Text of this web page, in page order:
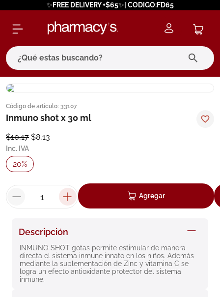
✨FREE DELIVERY +$65✨| CODIGO:FD65
¿Qué estas buscando?
Código de artículo: 33107
Inmuno shot x 30 ml
$10,17 $8,13
Inc. IVA
20%
Agregar
Descripción
INMUNO SHOT gotas permite estimular de manera
directa el sistema inmune innato en los niños. Además
mediante la suplementación de Zinc y vitamina C se
logra un efecto antioxidante protector del sistema
inmune.
términos más buscados
1. eucerin
3 pilexil
4. bioderma
degraler
8. roche posay
9. pañales
10.nivea